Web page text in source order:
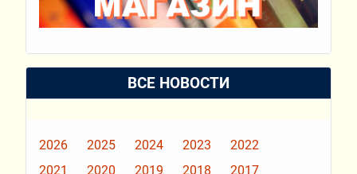
ВСЕ НОВОСТИ
2026 2025 2024 2023
2022
2021
2020 2019 2018
2017